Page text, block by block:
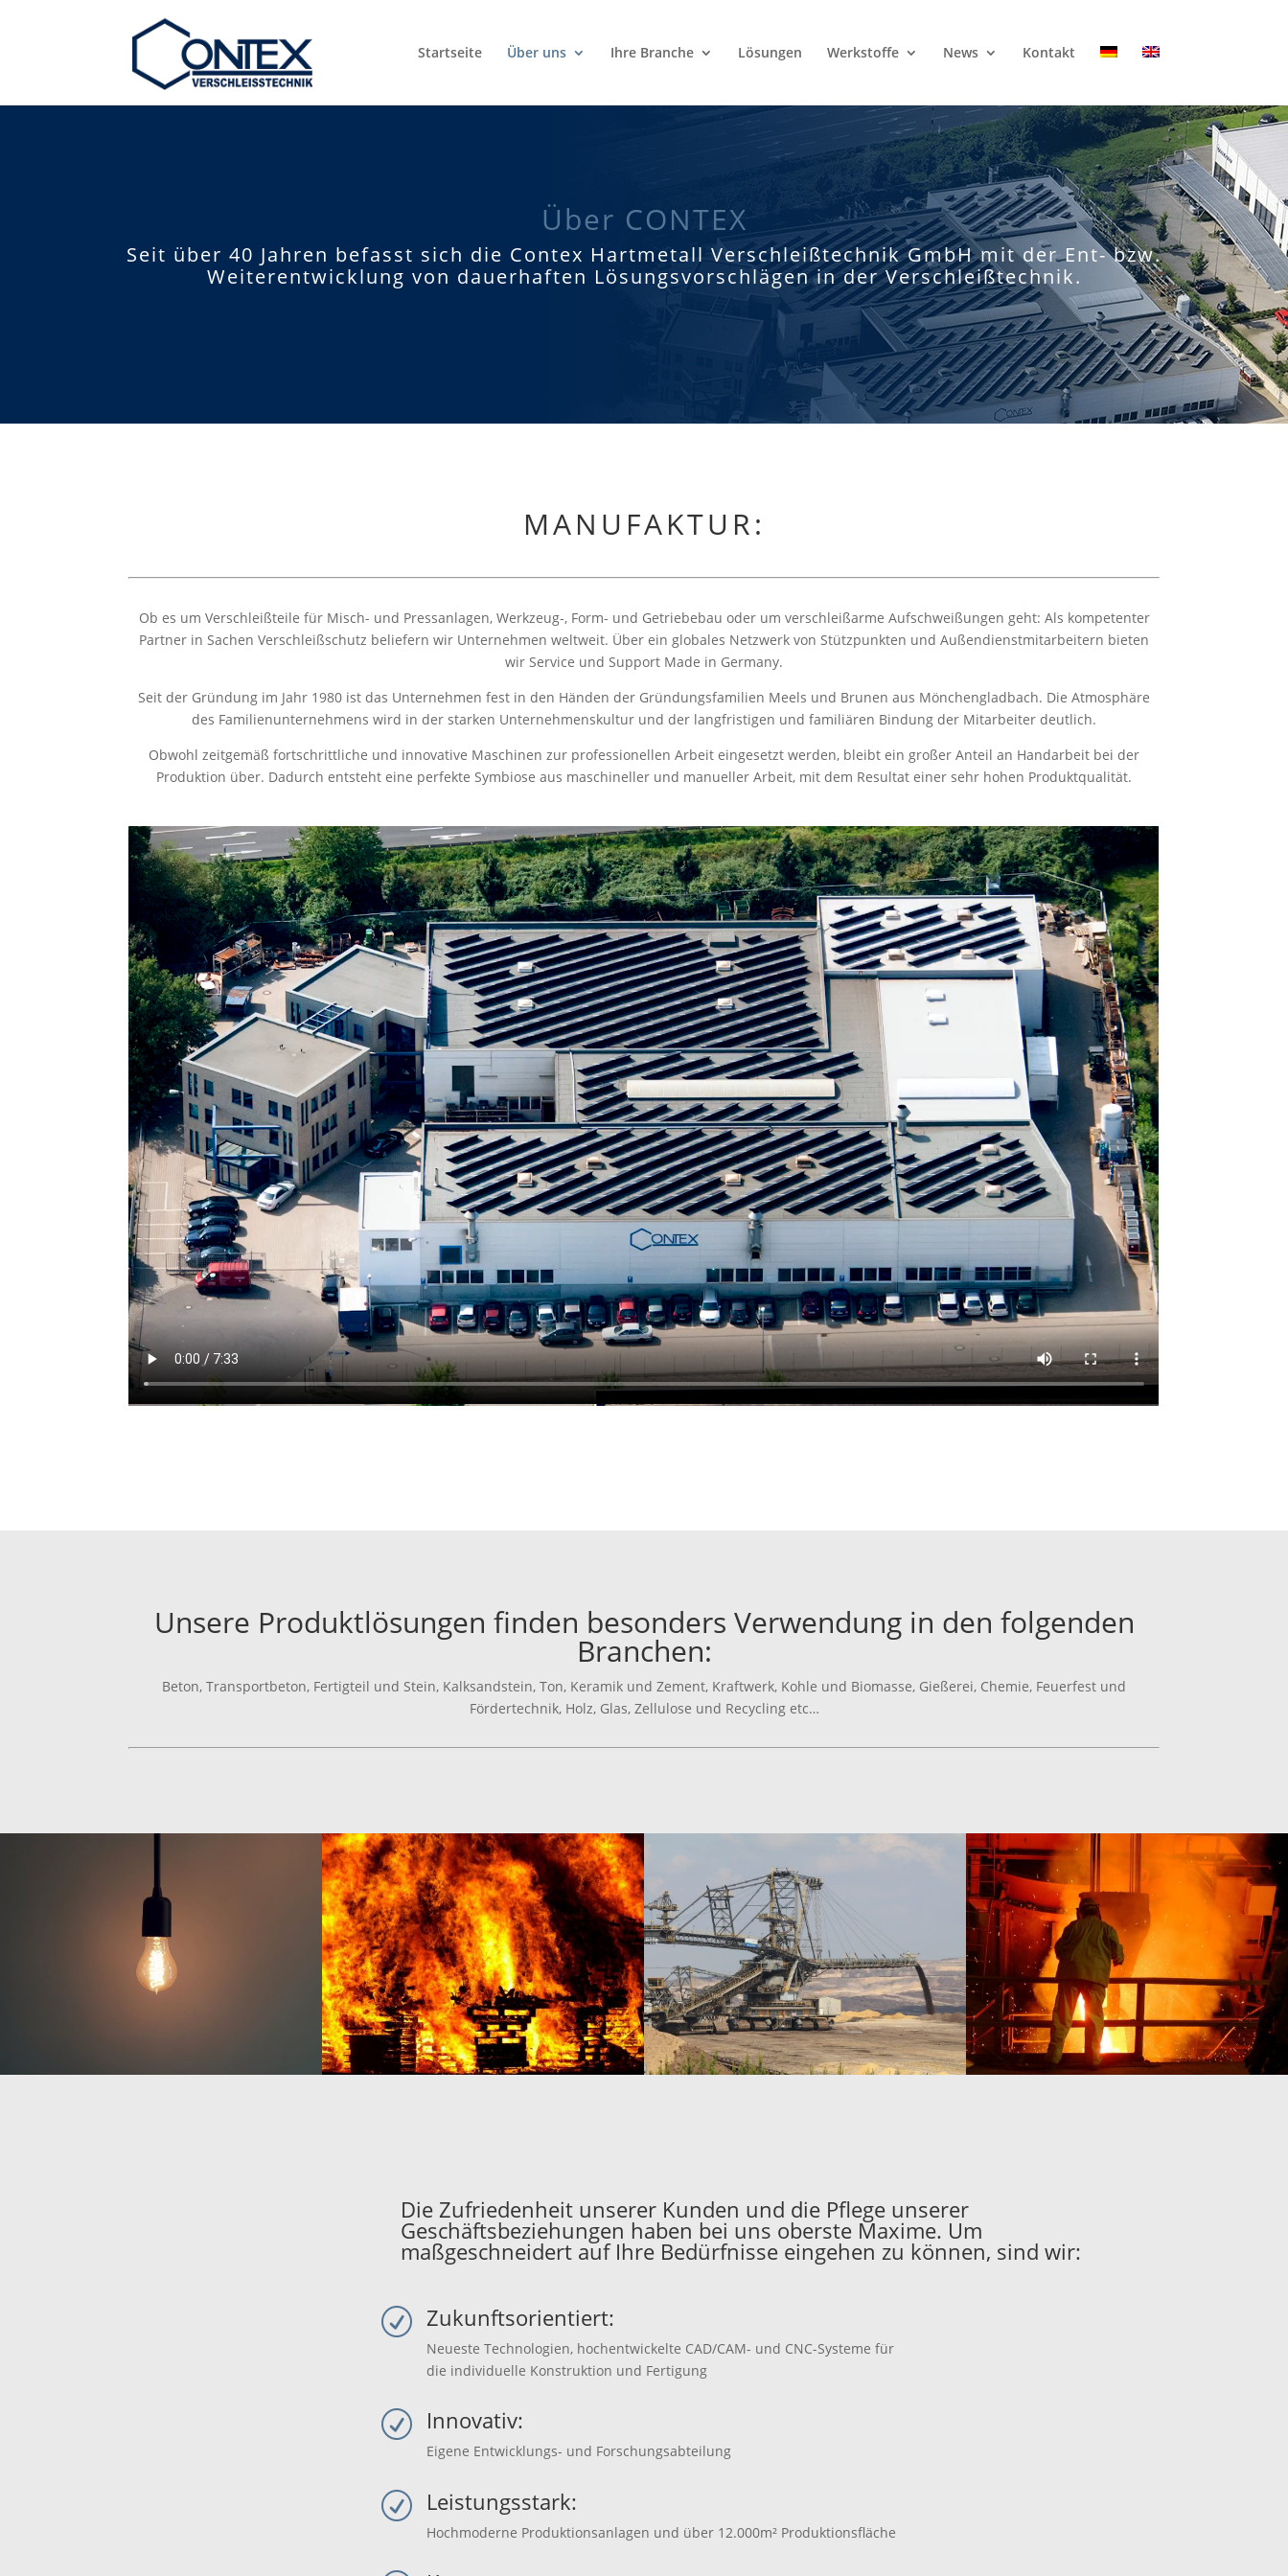
Startseite Über uns Ihre Branche Lösungen Werkstoffe News Kontakt
Über CONTEX
Seit über 40 Jahren befasst sich die Contex Hartmetall Verschleißtechnik GmbH mit der Ent- bzw.
Weiterentwicklung von dauerhaften Lösungsvorschlägen in der Verschleißtechnik.
MANUFAKTUR:
Ob es um Verschleißteile für Misch- und Pressanlagen, Werkzeug-, Form- und Getriebebau oder um verschleißarme Aufschweißungen geht: Als kompetenter
Partner in Sachen Verschleißschutz beliefern wir Unternehmen weltweit. Über ein globales Netzwerk von Stützpunkten und Außendienstmitarbeitern bieten
wir Service und Support Made in Germany.
Seit der Gründung im Jahr 1980 ist das Unternehmen fest in den Händen der Gründungsfamilien Meels und Brunen aus Mönchengladbach. Die Atmosphäre
des Familienunternehmens wird in der starken Unternehmenskultur und der langfristigen und familiären Bindung der Mitarbeiter deutlich.
Obwohl zeitgemäß fortschrittliche und innovative Maschinen zur professionellen Arbeit eingesetzt werden, bleibt ein großer Anteil an Handarbeit bei der
Produktion über. Dadurch entsteht eine perfekte Symbiose aus maschineller und manueller Arbeit, mit dem Resultat einer sehr hohen Produktqualität.
Unsere Produktlösungen finden besonders Verwendung in den folgenden
Branchen:
Beton, Transportbeton, Fertigteil und Stein, Kalksandstein, Ton, Keramik und Zement, Kraftwerk, Kohle und Biomasse, Gießerei, Chemie, Feuerfest und
Fördertechnik, Holz, Glas, Zellulose und Recycling etc…
Die Zufriedenheit unserer Kunden und die Pflege unserer
Geschäftsbeziehungen haben bei uns oberste Maxime. Um
maßgeschneidert auf Ihre Bedürfnisse eingehen zu können, sind wir:
R Zukunftsorientiert:
Neueste Technologien, hochentwickelte CAD/CAM- und CNC-Systeme für
die individuelle Konstruktion und Fertigung
R Innovativ:
Eigene Entwicklungs- und Forschungsabteilung
R Leistungsstark:
Hochmoderne Produktionsanlagen und über 12.000m² Produktionsfläche